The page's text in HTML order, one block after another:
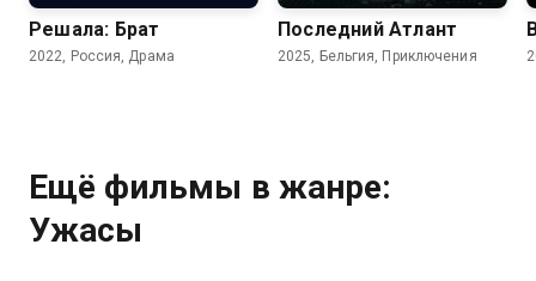
Решала: Брат
2022, Россия, Драма
Последний Атлант
2025, Бельгия, Приключения
Ещё фильмы в жанре:
Ужасы